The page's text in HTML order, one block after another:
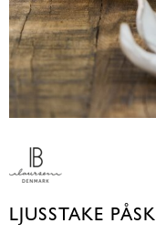
LJUSSTAKE